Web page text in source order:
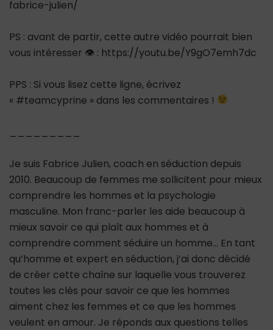
fabrice-julien/
PS : avant de partir, cette autre vidéo pourrait bien
vous intéresser 👁 : https://youtu.be/Y9gO7emh7dc
PPS : Si vous lisez cette ligne, écrivez
« #teamcyprine » dans les commentaires !
Je suis Fabrice Julien, coach en séduction depuis
2010. Beaucoup de femmes me sollicitent pour mieux
comprendre les hommes et la psychologie
masculine. Mon franc-parler les aide beaucoup à
mieux savoir ce qui plaît aux hommes et à
comprendre comment séduire un homme… En tant
qu’homme et expert en séduction, j’ai donc décidé
de créer cette chaîne sur laquelle vous trouverez
toutes les clés pour savoir ce que les hommes
aiment chez les femmes et ce que les hommes
veulent en amour. Je réponds aux questions telles